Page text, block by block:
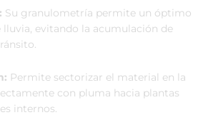
Su granulometría permite un óptimo
evitando la acumulación de
Permite sectorizar el material en la
con pluma hacia plantas
internos.